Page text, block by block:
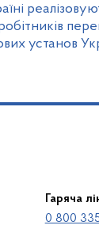
установ
Гаряча
0 800